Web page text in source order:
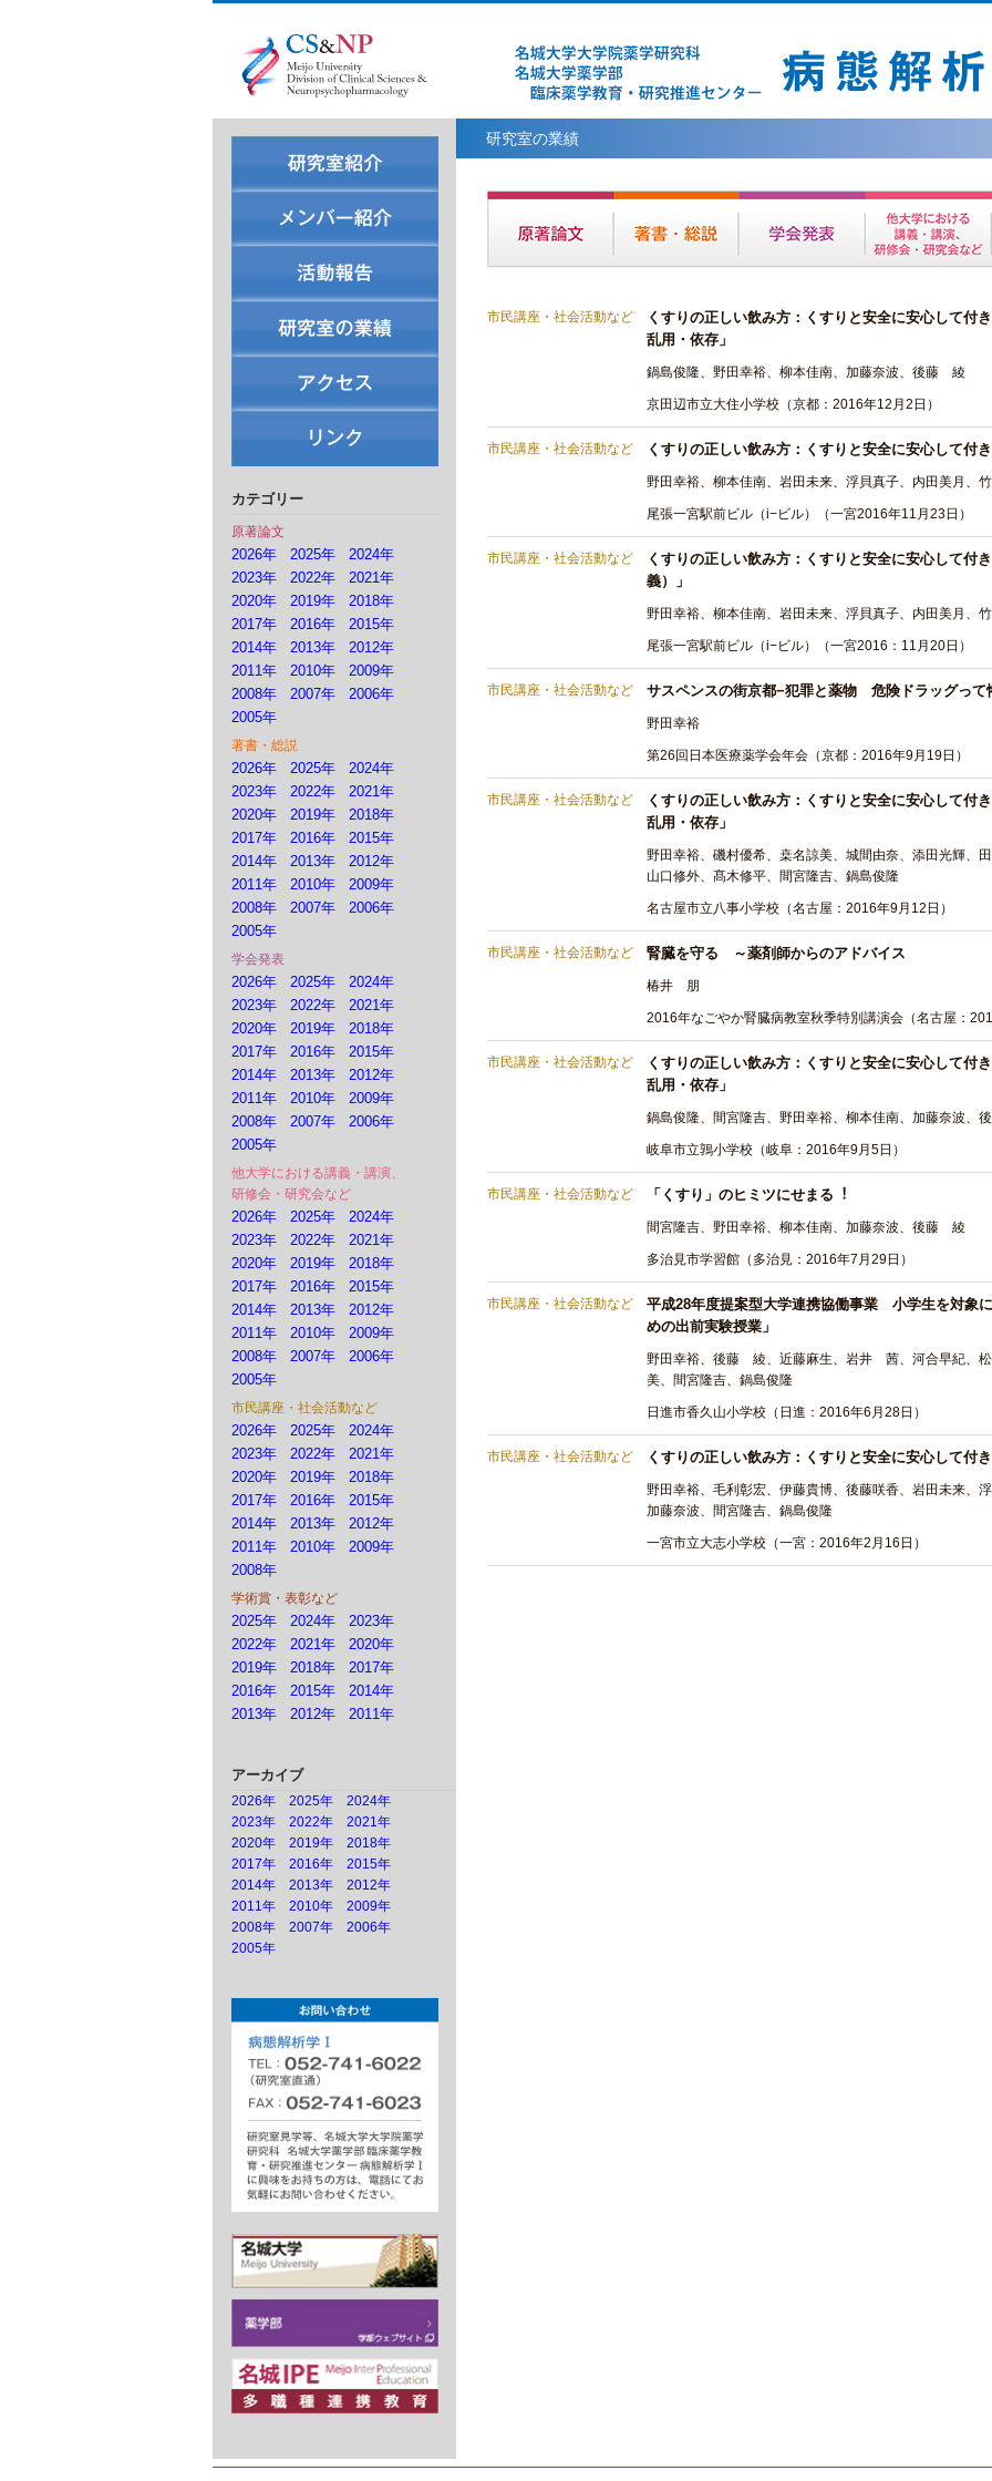
カテゴリー
原著論文
2026年 2025年
2024年
2023年
2022年
2021年
2020年
2019年
2018年
2017年
2016年
2015年
2014年
2013年
2012年
2011年
2010年
2009年
2008年
2007年
2006年
2005年
著書・総説
2026年 2025年
2024年
2023年
2022年
2021年
2020年
2019年
2018年
2017年
2016年
2015年
2014年
2013年
2012年
2011年
2010年
2009年
2008年
2007年
2006年
2005年
学会発表
2026年 2025年
2024年
2023年
2022年
2021年
2020年
2019年
2018年
2017年
2016年
2015年
2014年
2013年
2012年
2011年
2010年
2009年
2008年
2007年
2006年
2005年
他大学における講義・講演、
研修会・研究会など
2026年 2025年
2024年
2023年
2022年
2021年
2020年
2019年
2018年
2017年
2016年
2015年
2014年
2013年
2012年
2011年
2010年
2009年
2008年
2007年
2006年
2005年
市民講座・社会活動など
2026年 2025年
2024年
2023年
2022年
2021年
2020年
2019年
2018年
2017年
2016年
2015年
2014年
2013年
2012年
2011年
2010年
2009年
2008年
学術賞・表彰など
2025年 2024年
2023年
2022年
2021年
2020年
2019年
2018年
2017年
2016年
2015年
2014年
2013年
2012年 2011年
アーカイブ
2026年 2025年
2024年
2023年
2022年
2021年
2020年
2019年
2018年
2017年
2016年
2015年
2014年
2013年
2012年
2011年
2010年
2009年
2008年
2007年
2006年
2005年
研究室の業績
市民講座・社会活動など
くすりの正しい飲み方：くすりと安全に安心して付
乱用・依存」
鍋島俊隆、野田幸裕、柳本佳南、加藤奈波、後藤 綾
京田辺市立大住小学校（京都：2016年12月2日）
市民講座・社会活動など くすりの正しい飲み方：くすりと安全に安心して付
野田幸裕、柳本佳南、岩田未来、浮貝真子、内田美月、
尾張一宮駅前ビル（i−ビル）（一宮2016年11月23日）
市民講座・社会活動など
くすりの正しい飲み方：くすりと安全に安心して付
義）」
野田幸裕、柳本佳南、岩田未来、浮貝真子、内田美月、
尾張一宮駅前ビル（i−ビル）（一宮2016：11月20日）
市民講座・社会活動など サスペンスの街京都−犯罪と薬物 危険ドラッグって
野田幸裕
第26回日本医療薬学会年会（京都：2016年9月19日）
市民講座・社会活動など
くすりの正しい飲み方：くすりと安全に安心して付
乱用・依存」
野田幸裕、磯村優希、桒名諒美、城間由奈、添田光輝、
山口修外、髙木修平、間宮隆吉、鍋島俊隆
名古屋市立八事小学校（名古屋：2016年9月12日）
市民講座・社会活動など 腎臓を守る ～薬剤師からのアドバイス
椿井 朋
2016年なごやか腎臓病教室秋季特別講演会（名古屋：
市民講座・社会活動など
くすりの正しい飲み方：くすりと安全に安心して付
乱用・依存」
鍋島俊隆、間宮隆吉、野田幸裕、柳本佳南、加藤奈波、
岐阜市立鶉小学校（岐阜：2016年9月5日）
市民講座・社会活動など 「くすり」のヒミツにせまる︕
間宮隆吉、野田幸裕、柳本佳南、加藤奈波、後藤 綾
多治見市学習館（多治見：2016年7月29日）
市民講座・社会活動など
平成28年度提案型大学連携協働事業 小学生を対象
めの出前実験授業」
野田幸裕、後藤 綾、近藤麻生、岩井 茜、河合早紀、松
美、間宮隆吉、鍋島俊隆
日進市香久山小学校（日進：2016年6月28日）
市民講座・社会活動など くすりの正しい飲み方：くすりと安全に安心して付
野田幸裕、毛利彰宏、伊藤貴博、後藤咲香、岩田未来、
加藤奈波、間宮隆吉、鍋島俊隆
一宮市立大志小学校（一宮：2016年2月16日）